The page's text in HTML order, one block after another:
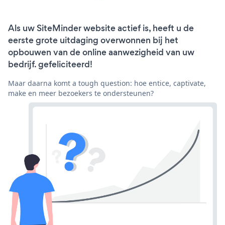
Als uw SiteMinder website actief is, heeft u de
eerste grote uitdaging overwonnen bij het
opbouwen van de online aanwezigheid van uw
bedrijf. gefeliciteerd!
Maar daarna komt a tough question: hoe entice, captivate,
make en meer bezoekers te ondersteunen?